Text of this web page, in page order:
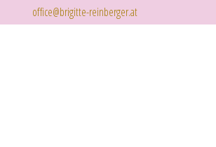
office@brigitte-reinberger.at